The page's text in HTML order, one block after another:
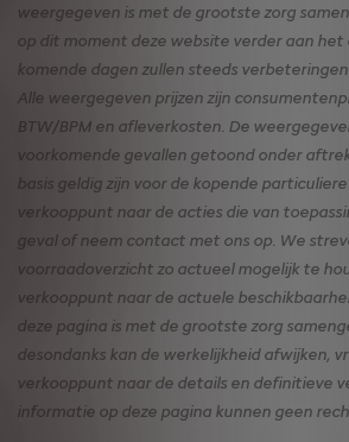
weergegeven is met de grootste zorg
op dit moment deze website verder aan het
komende dagen zullen steeds
Alle weergegeven prijzen zijn
BTW/BPM en afleverkosten. De
voorkomende gevallen getoond onder
basis geldig zijn voor de kopende
verkooppunt naar de acties die van
geval of neem contact met ons op. We
voorraadoverzicht zo actueel mogelijk te
verkooppunt naar de actuele
deze pagina is met de grootste zorg
desondanks kan de werkelijkheid afwijken,
verkooppunt naar de details en definitieve
informatie op deze pagina kunnen geen